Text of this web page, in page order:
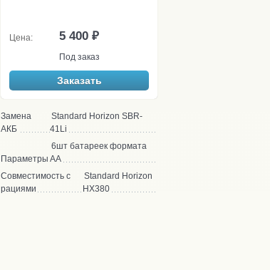
Цена: 5 400 ₽
Под заказ
Заказать
Замена
АКБ
Standard Horizon SBR-
41Li
Параметры
6шт батареек формата
АА
Совместимость с
рациями
Standard Horizon
HX380